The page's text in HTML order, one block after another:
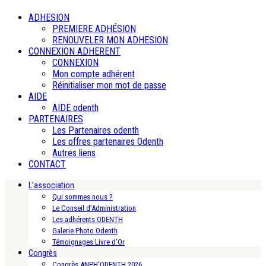
ADHESION
PREMIERE ADHÉSION
RENOUVELER MON ADHESION
CONNEXION ADHERENT
CONNEXION
Mon compte adhérent
Réinitialiser mon mot de passe
AIDE
AIDE odenth
PARTENAIRES
Les Partenaires odenth
Les offres partenaires Odenth
Autres liens
CONTACT
L’association
Qui sommes nous ?
Le Conseil d’Administration
Les adhérents ODENTH
Galerie Photo Odenth
Témoignages Livre d’Or
Congrès